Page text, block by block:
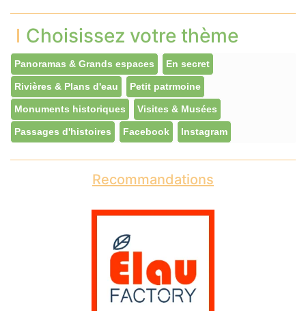
Choisissez votre thème
Panoramas & Grands espaces En secret
Rivières & Plans d'eau Petit patrmoine
Monuments historiques Visites & Musées
Passages d'histoires Facebook Instagram
Recommandations